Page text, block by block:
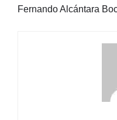
Fernando Alcántara